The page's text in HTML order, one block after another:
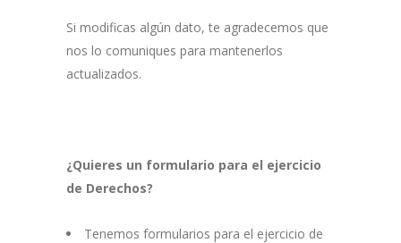
Si modificas algún dato, te agradecemos que
nos lo comuniques para mantenerlos
actualizados.
¿Quieres un formulario para el ejercicio
de Derechos?
Tenemos formularios para el ejercicio de